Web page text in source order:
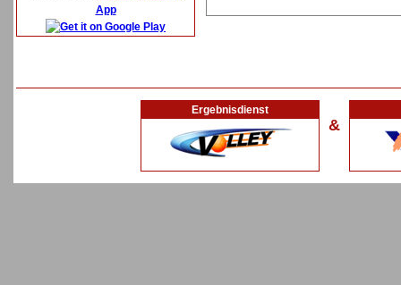
App
Ergebnisdienst
&